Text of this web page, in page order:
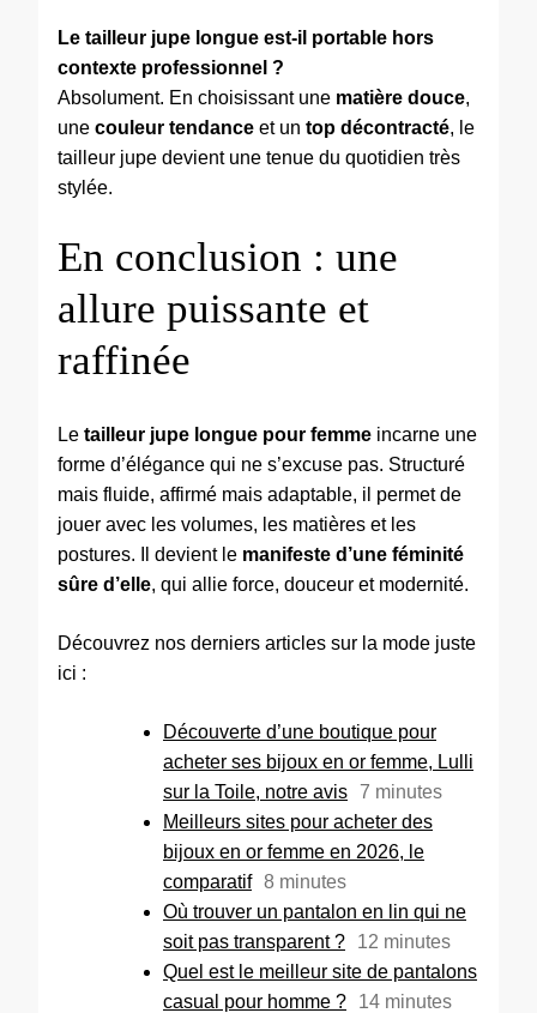
Le tailleur jupe longue est-il portable hors
contexte professionnel ?
Absolument. En choisissant une matière douce,
une couleur tendance et un top décontracté, le
tailleur jupe devient une tenue du quotidien très
stylée.
En conclusion : une
allure puissante et
raffinée
Le tailleur jupe longue pour femme incarne une
forme d’élégance qui ne s’excuse pas. Structuré
mais fluide, affirmé mais adaptable, il permet de
jouer avec les volumes, les matières et les
postures. Il devient le manifeste d’une féminité
sûre d’elle, qui allie force, douceur et modernité.
Découvrez nos derniers articles sur la mode juste
ici :
Découverte d’une boutique pour
acheter ses bijoux en or femme, Lulli
sur la Toile, notre avis 7 minutes
Meilleurs sites pour acheter des
bijoux en or femme en 2026, le
comparatif 8 minutes
Où trouver un pantalon en lin qui ne
soit pas transparent ?
12 minutes
Quel est le meilleur site de pantalons
casual pour homme ?
14 minutes